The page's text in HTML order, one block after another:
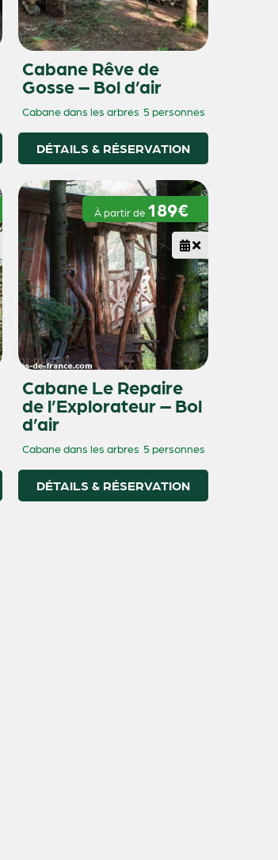
Cabane Rêve de
Gosse – Bol d’air
Cabane dans les arbres 5 personnes
DÉTAILS & RÉSERVATION
À partir de 189€
Cabane Le Repaire
de l’Explorateur – Bol
d’air
Cabane dans les arbres 5 personnes
DÉTAILS & RÉSERVATION